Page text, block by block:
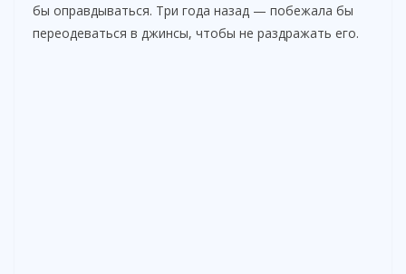
бы оправдываться. Три года назад — побежала бы
переодеваться в джинсы, чтобы не раздражать его.